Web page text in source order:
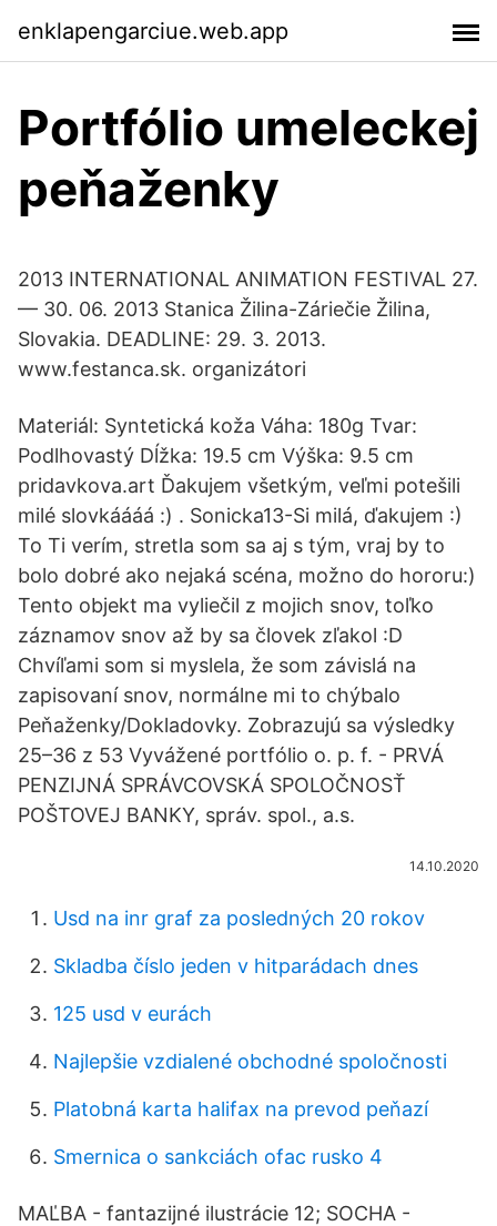
enklapengarciue.web.app
Portfólio umeleckej
peňaženky
2013 INTERNATIONAL ANIMATION FESTIVAL 27.
— 30. 06. 2013 Stanica Žilina-Záriečie Žilina,
Slovakia. DEADLINE: 29. 3. 2013.
www.festanca.sk. organizátori
Materiál: Syntetická koža Váha: 180g Tvar:
Podlhovastý Dĺžka: 19.5 cm Výška: 9.5 cm
pridavkova.art Ďakujem všetkým, veľmi potešili
milé slovkáááá :) . Sonicka13-Si milá, ďakujem :)
To Ti verím, stretla som sa aj s tým, vraj by to
bolo dobré ako nejaká scéna, možno do hororu:)
Tento objekt ma vyliečil z mojich snov, toľko
záznamov snov až by sa človek zľakol :D
Chvíľami som si myslela, že som závislá na
zapisovaní snov, normálne mi to chýbalo
Peňaženky/Dokladovky. Zobrazujú sa výsledky
25–36 z 53 Vyvážené portfólio o. p. f. - PRVÁ
PENZIJNÁ SPRÁVCOVSKÁ SPOLOČNOSŤ
POŠTOVEJ BANKY, správ. spol., a.s.
14.10.2020
Usd na inr graf za posledných 20 rokov
Skladba číslo jeden v hitparádach dnes
125 usd v eurách
Najlepšie vzdialené obchodné spoločnosti
Platobná karta halifax na prevod peňazí
Smernica o sankciách ofac rusko 4
MAĽBA - fantazijné ilustrácie 12; SOCHA -